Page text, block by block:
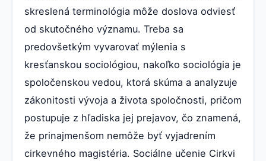
skreslená terminológia môže doslova odviesť
od skutočného významu. Treba sa
predovšetkým vyvarovať mýlenia s
kresťanskou sociológiou, nakoľko sociológia je
spoločenskou vedou, ktorá skúma a analyzuje
zákonitosti vývoja a života spoločnosti, pričom
postupuje z hľadiska jej prejavov, čo znamená,
že prinajmenšom nemôže byť vyjadrením
cirkevného magistéria. Sociálne učenie Cirkvi